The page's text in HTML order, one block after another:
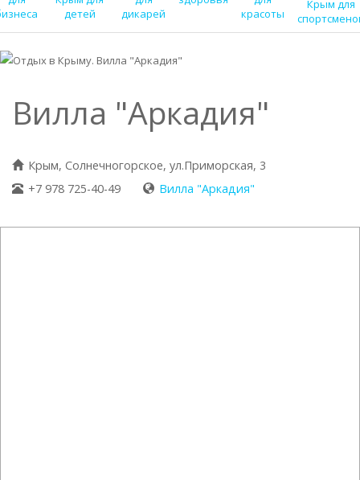
детей
дикарей
красоты
Крым для
Вилла "Аркадия"
Крым, Солнечногорское, ул.Приморская, 3
+7 978 725-40-49
Вилла "Аркадия"